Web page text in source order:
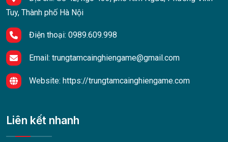
Tuy, Thành phố Hà Nội
Điện thoại: 0989.609.998
Email: trungtamcainghiengame@gmail.com
Website: https://trungtamcainghiengame.com
Liên kết nhanh